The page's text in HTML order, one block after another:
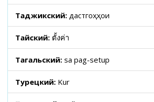
Таджикский: дастгоҳҳои
Тайский: ตั้งค่า
Тагальский: sa pag-setup
Турецкий: Kur